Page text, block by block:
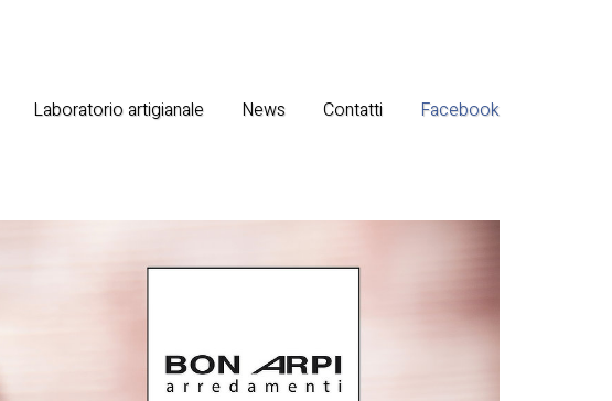
Laboratorio artigianale News Contatti Facebook